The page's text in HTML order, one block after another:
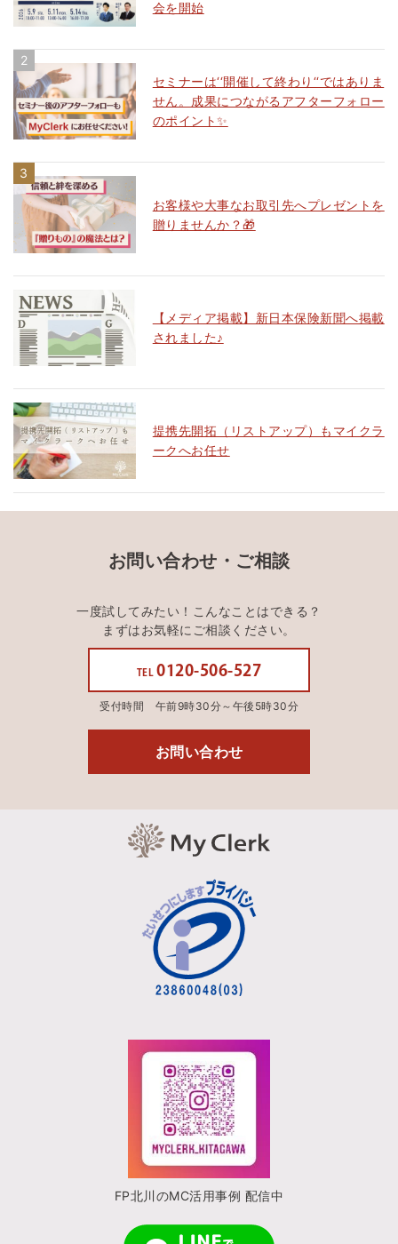
会を開始
セミナーは‘‘開催して終わり‘‘ではありま
せん。成果につながるアフターフォロー
のポイント✨
お客様や大事なお取引先へプレゼントを
贈りませんか？🎁
【メディア掲載】新日本保険新聞へ掲載
されました♪
提携先開拓（リストアップ）もマイクラ
ークへお任せ
お問い合わせ・ご相談
一度試してみたい！こんなことはできる？
まずはお気軽にご相談ください。
TEL 0120-506-527
受付時間 午前9時30分～午後5時30分
お問い合わせ
FP北川のMC活用事例 配信中